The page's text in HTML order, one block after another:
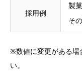
採用例
製
そ
※数値に変更がある場
い。